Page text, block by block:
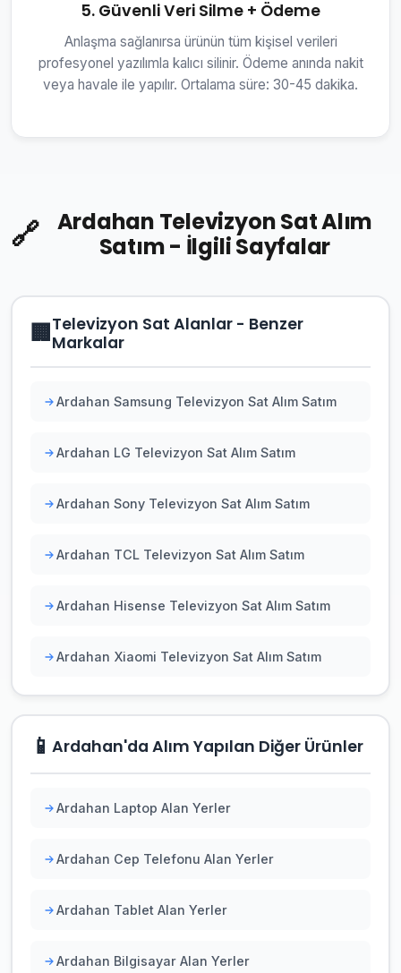
5. Güvenli Veri Silme + Ödeme
Anlaşma sağlanırsa ürünün tüm kişisel verileri
profesyonel yazılımla kalıcı silinir. Ödeme anında nakit
veya havale ile yapılır. Ortalama süre: 30-45 dakika.
🔗
Ardahan Televizyon Sat Alım
Satım - İlgili Sayfalar
🏢Televizyon Sat Alanlar - Benzer
Markalar
Ardahan Samsung Televizyon Sat Alım Satım
Ardahan LG Televizyon Sat Alım Satım
Ardahan Sony Televizyon Sat Alım Satım
Ardahan TCL Televizyon Sat Alım Satım
Ardahan Hisense Televizyon Sat Alım Satım
Ardahan Xiaomi Televizyon Sat Alım Satım
📱 Ardahan'da Alım Yapılan Diğer Ürünler
Ardahan Laptop Alan Yerler
Ardahan Cep Telefonu Alan Yerler
Ardahan Tablet Alan Yerler
Ardahan Bilgisayar Alan Yerler